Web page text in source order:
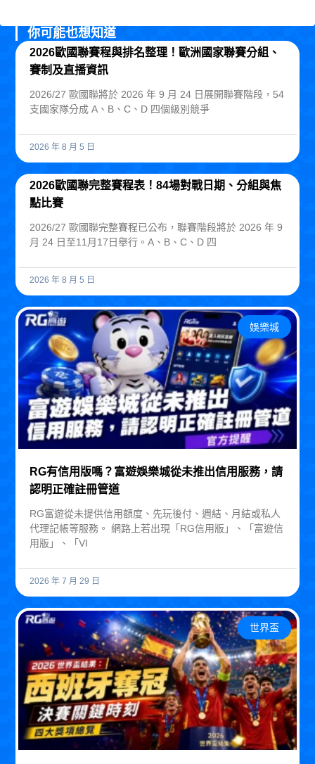
你可能也想知道
2026歐國聯賽程與排名整理！歐洲國家聯賽分組、
賽制及直播資訊
2026/27 歐國聯將於 2026 年 9 月 24 日展開聯賽階段，54
支國家隊分成 A、B、C、D 四個級別競爭
2026 年 8 月 5 日
2026歐國聯完整賽程表！84場對戰日期、分組與焦
點比賽
2026/27 歐國聯完整賽程已公布，聯賽階段將於 2026 年 9
月 24 日至11月17日舉行。A、B、C、D 四
2026 年 8 月 5 日
娛樂城
RG有信用版嗎？富遊娛樂城從未推出信用服務，請
認明正確註冊管道
RG富遊從未提供信用額度、先玩後付、週結、月結或私人
代理記帳等服務。 網路上若出現「RG信用版」、「富遊信
用版」、「VI
2026 年 7 月 29 日
世界盃